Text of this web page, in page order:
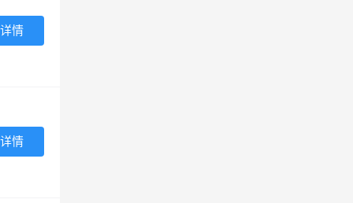
情
情